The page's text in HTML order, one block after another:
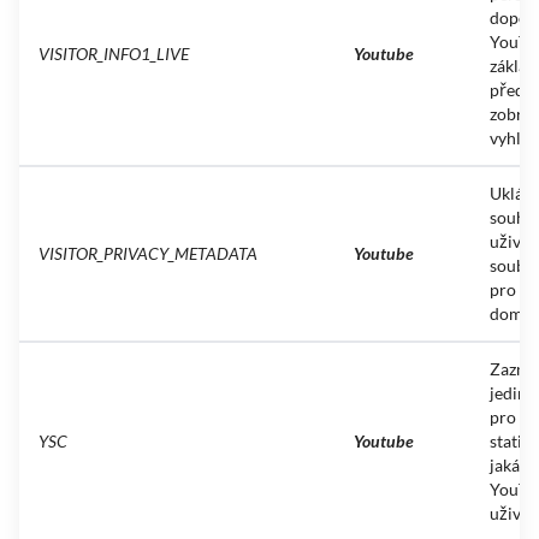
VISITOR_INFO1_LIVE Youtube
VISITOR_PRIVACY_METADATA Youtube
pro
YSC Youtube
pro
jaká